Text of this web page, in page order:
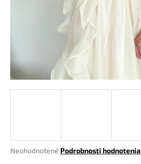
Priemerné
Neohodnotené Podrobnosti hodnotenia
?